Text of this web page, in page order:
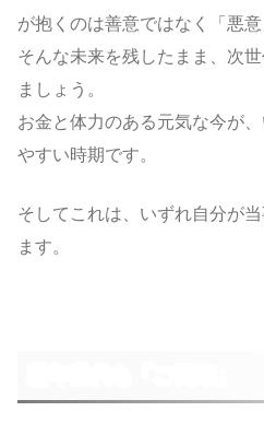
が抱くのは善意ではなく「悪意
そんな未来を残したまま、次
ましょう。
お金と体力のある元気な今が
やすい時期です。
そしてこれは、いずれ自分が
ます。